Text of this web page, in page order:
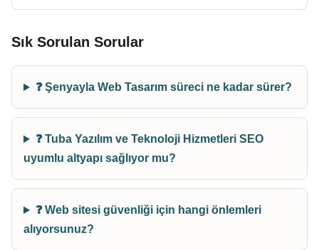
Sık Sorulan Sorular
❓ Şenyayla Web Tasarım süreci ne kadar sürer?
❓ Tuba Yazılım ve Teknoloji Hizmetleri SEO
uyumlu altyapı sağlıyor mu?
❓ Web sitesi güvenliği için hangi önlemleri
alıyorsunuz?